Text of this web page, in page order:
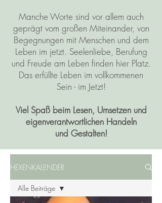
Manche Worte sind vor allem auch
geprägt vom großen Miteinander, von
Begegnungen mit Menschen und dem
Leben im jetzt. Seelenliebe, Berufung
und Freude am Leben finden hier Platz.
Das erfüllte Leben im vollkommenen
Sein - im Jetzt!
Viel Spaß beim Lesen, Umsetzen und
eigenverantwortlichen Handeln
und Gestalten!
HEXENKALENDER
Alle Beiträge